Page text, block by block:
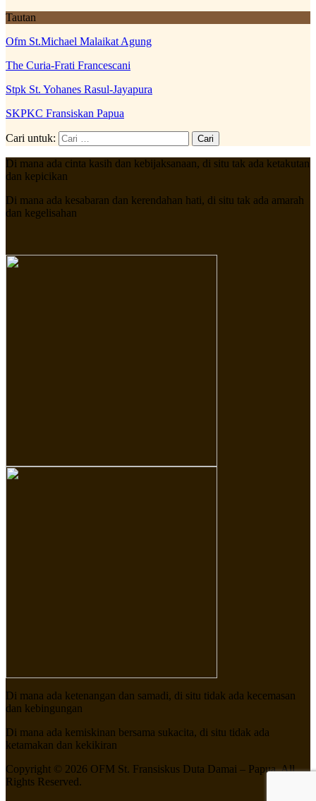
Tautan
Ofm St.Michael Malaikat Agung
The Curia-Frati Francescani
Stpk St. Yohanes Rasul-Jayapura
SKPKC Fransiskan Papua
Cari untuk:
Di mana ada cinta kasih dan kebijaksanaan, di situ tak ada ketakutan
dan kepicikan
Di mana ada kesabaran dan kerendahan hati, di situ tak ada amarah
dan kegelisahan
Di mana ada ketenangan dan samadi, di situ tidak ada kecemasan
dan kebingungan
Di mana ada kemiskinan bersama sukacita, di situ tidak ada
ketamakan dan kekikiran
Copyright © 2026 OFM St. Fransiskus Duta Damai – Papua. All
Rights Reserved.